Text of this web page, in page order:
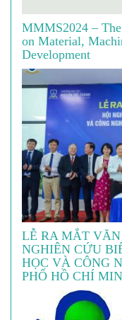
MMMS2024 –
on Material,
Development
LỄ RA MẮT
NGHIÊN CỨU
HỌC VÀ CÔNG
PHỐ HỒ CHÍ